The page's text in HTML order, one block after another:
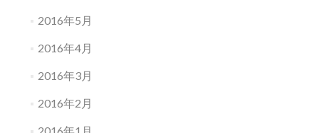
2016年5月
2016年4月
2016年3月
2016年2月